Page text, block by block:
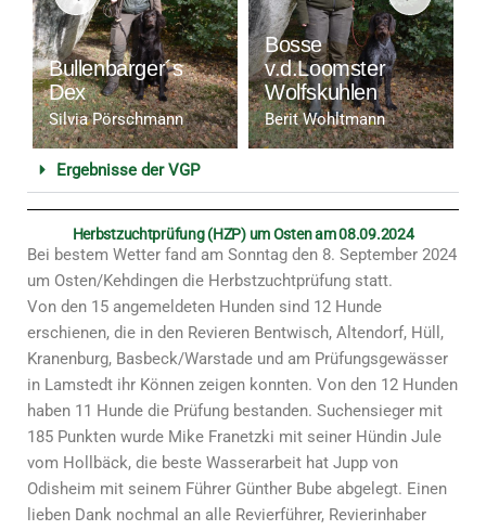
Bullenbarger´s
Dex
Silvia Pörschmann
Bosse
v.d.Loomster
Wolfskuhlen
Berit Wohltmann
Ergebnisse der VGP
Herbstzuchtprüfung (HZP) um Osten am 08.09.2024
Bei bestem Wetter fand am Sonntag den 8. September 2024
um Osten/Kehdingen die Herbstzuchtprüfung statt.
Von den 15 angemeldeten Hunden sind 12 Hunde
erschienen, die in den Revieren Bentwisch, Altendorf, Hüll,
Kranenburg, Basbeck/Warstade und am Prüfungsgewässer
in Lamstedt ihr Können zeigen konnten. Von den 12 Hunden
haben 11 Hunde die Prüfung bestanden. Suchensieger mit
185 Punkten wurde Mike Franetzki mit seiner Hündin Jule
vom Hollbäck, die beste Wasserarbeit hat Jupp von
Odisheim mit seinem Führer Günther Bube abgelegt. Einen
lieben Dank nochmal an alle Revierführer, Revierinhaber